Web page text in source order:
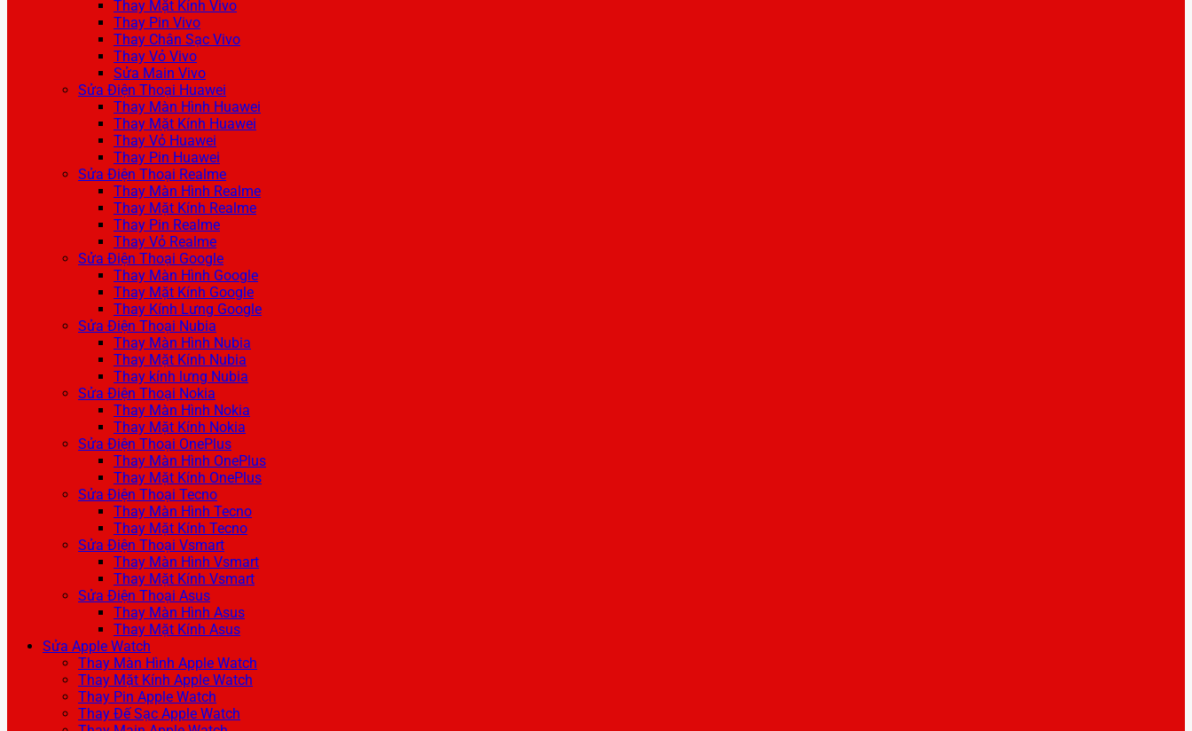
Thay Mặt Kính Vivo
Thay Pin Vivo
Thay Chân Sạc Vivo
Thay Vỏ Vivo
Sửa Main Vivo
Sửa Điện Thoại Huawei
Thay Màn Hình Huawei
Thay Mặt Kính Huawei
Thay Vỏ Huawei
Thay Pin Huawei
Sửa Điện Thoại Realme
Thay Màn Hình Realme
Thay Mặt Kính Realme
Thay Pin Realme
Thay Vỏ Realme
Sửa Điện Thoại Google
Thay Màn Hình Google
Thay Mặt Kính Google
Thay Kính Lưng Google
Sửa Điện Thoại Nubia
Thay Màn Hình Nubia
Thay Mặt Kính Nubia
Thay kính lưng Nubia
Sửa Điện Thoại Nokia
Thay Màn Hình Nokia
Thay Mặt Kính Nokia
Sửa Điện Thoại OnePlus
Thay Màn Hình OnePlus
Thay Mặt Kính OnePlus
Sửa Điện Thoại Tecno
Thay Màn Hình Tecno
Thay Mặt Kính Tecno
Sửa Điện Thoại Vsmart
Thay Màn Hình Vsmart
Thay Mặt Kính Vsmart
Sửa Điện Thoại Asus
Thay Màn Hình Asus
Thay Mặt Kính Asus
Sửa Apple Watch
Thay Màn Hình Apple Watch
Thay Mặt Kính Apple Watch
Thay Pin Apple Watch
Thay Đế Sạc Apple Watch